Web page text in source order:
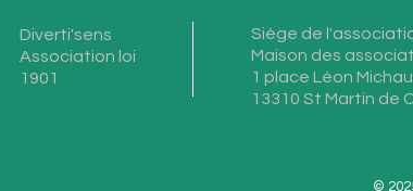
Diverti'sens
Association loi
1901
Siège de
Maison des
1 place Léon
13310 St Martin de
©